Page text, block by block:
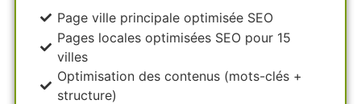
Page ville principale optimisée SEO
Pages locales optimisées SEO pour 15
villes
Optimisation des contenus (mots-clés +
structure)